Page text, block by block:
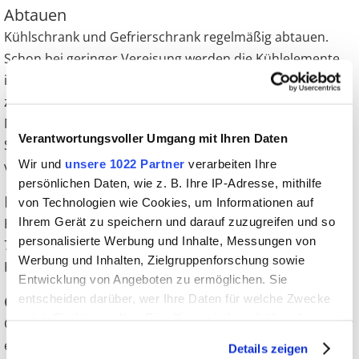
Verantwortungsvoller Umgang mit Ihren Daten
Wir und unsere 1022 Partner verarbeiten Ihre
persönlichen Daten, wie z. B. Ihre IP-Adresse, mithilfe
von Technologien wie Cookies, um Informationen auf
Ihrem Gerät zu speichern und darauf zuzugreifen und so
personalisierte Werbung und Inhalte, Messungen von
Werbung und Inhalten, Zielgruppenforschung sowie
Entwicklung von Angeboten zu ermöglichen. Sie
entscheiden darüber, wer Ihre Daten für welche Zwecke
Trigger Symbol ändern oder widerrufen
Details zeigen
Abtauen
Kühlschrank und Gefrierschrank regelmäßig abtauen.
Schon bei geringer Vereisung werden die Kühlelemente
isoliert und verbrauchen dann mehr Strom um herunter
zu kühlen. Abtauen eignet sich vor allem bei Außen-
Minustemperaturen, so kann man währenddessen die
Speisen auf dem Balkon oder der Terrasse lagern, so
verdirbt kein Lebensmittel.
Füllmenge
Kühlgeräte arbeiten effizienter, wenn sie mindestens zu
70% gefüllt sind. Die Lebensmittel werden dann zu
Kühlpacks.
Ordnung halten
Geräte nur kurz öffnen. Langes Suchen bei geöffneter Tür
erfordert mehr Energie.